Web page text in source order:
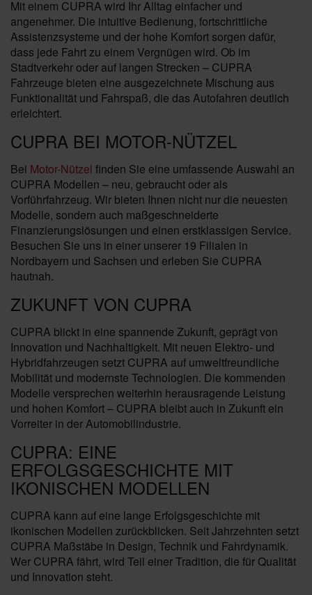
Mit einem CUPRA wird Ihr Alltag einfacher und
angenehmer. Die intuitive Bedienung, fortschrittliche
Assistenzsysteme und der hohe Komfort sorgen dafür,
dass jede Fahrt zu einem Vergnügen wird. Ob im
Stadtverkehr oder auf langen Strecken – CUPRA
Fahrzeuge bieten eine ausgezeichnete Mischung aus
Funktionalität und Fahrspaß, die das Autofahren deutlich
erleichtert.
CUPRA BEI MOTOR-NÜTZEL
Bei Motor-Nützel finden Sie eine umfassende Auswahl an
CUPRA Modellen – neu, gebraucht oder als
Vorführfahrzeug. Wir bieten Ihnen nicht nur die neuesten
Modelle, sondern auch maßgeschneiderte
Finanzierungslösungen und einen erstklassigen Service.
Besuchen Sie uns in einer unserer 19 Filialen in
Nordbayern und Sachsen und erleben Sie CUPRA
hautnah.
ZUKUNFT VON CUPRA
CUPRA blickt in eine spannende Zukunft, geprägt von
Innovation und Nachhaltigkeit. Mit neuen Elektro- und
Hybridfahrzeugen setzt CUPRA auf umweltfreundliche
Mobilität und modernste Technologien. Die kommenden
Modelle versprechen weiterhin herausragende Leistung
und hohen Komfort – CUPRA bleibt auch in Zukunft ein
Vorreiter in der Automobilindustrie.
CUPRA: EINE
ERFOLGSGESCHICHTE MIT
IKONISCHEN MODELLEN
CUPRA kann auf eine lange Erfolgsgeschichte mit
ikonischen Modellen zurückblicken. Seit Jahrzehnten setzt
CUPRA Maßstäbe in Design, Technik und Fahrdynamik.
Wer CUPRA fährt, wird Teil einer Tradition, die für Qualität
und Innovation steht.